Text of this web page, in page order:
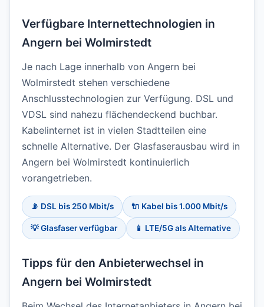
Verfügbare Internettechnologien in
Angern bei Wolmirstedt
Je nach Lage innerhalb von Angern bei
Wolmirstedt stehen verschiedene
Anschlusstechnologien zur Verfügung. DSL und
VDSL sind nahezu flächendeckend buchbar.
Kabelinternet ist in vielen Stadtteilen eine
schnelle Alternative. Der Glasfaserausbau wird in
Angern bei Wolmirstedt kontinuierlich
vorangetrieben.
📡 DSL bis 250 Mbit/s 🔌 Kabel bis 1.000 Mbit/s
💡 Glasfaser verfügbar 📱 LTE/5G als Alternative
Tipps für den Anbieterwechsel in
Angern bei Wolmirstedt